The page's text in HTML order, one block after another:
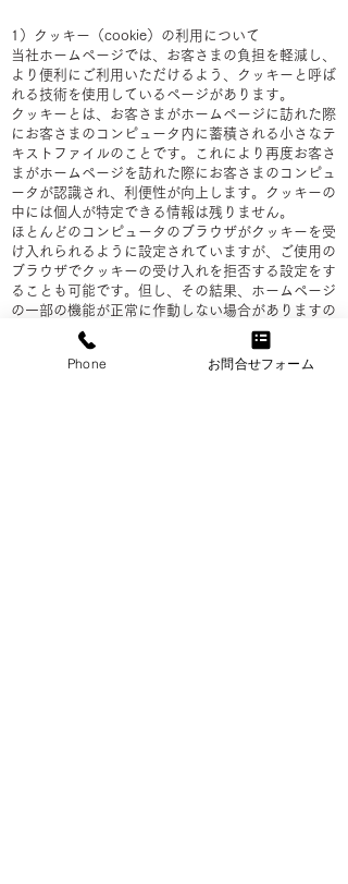
1）クッキー（cookie）の利用について
当社ホームページでは、お客さまの負担を軽減し、
より便利にご利用いただけるよう、クッキーと呼ば
れる技術を使用しているページがあります。
クッキーとは、お客さまがホームページに訪れた際
にお客さまのコンピュータ内に蓄積される小さなテ
キストファイルのことです。これにより再度お客さ
まがホームページを訪れた際にお客さまのコンピュ
ータが認識され、利便性が向上します。クッキーの
中には個人が特定できる情報は残りません。
ほとんどのコンピュータのブラウザがクッキーを受
け入れられるように設定されていますが、ご使用の
ブラウザでクッキーの受け入れを拒否する設定をす
ることも可能です。但し、その結果、ホームページ
の一部の機能が正常に作動しない場合がありますの
でご了承ください。
Phone お問合せフォーム